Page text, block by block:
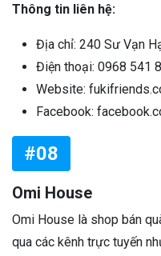
Thông tin liên hệ:
Địa chỉ: 240 Sư Vạn
Điện thoại: 0968 541
Website:
Facebook:
#08
Omi House
Omi House là shop bán
qua các kênh trực tuyến